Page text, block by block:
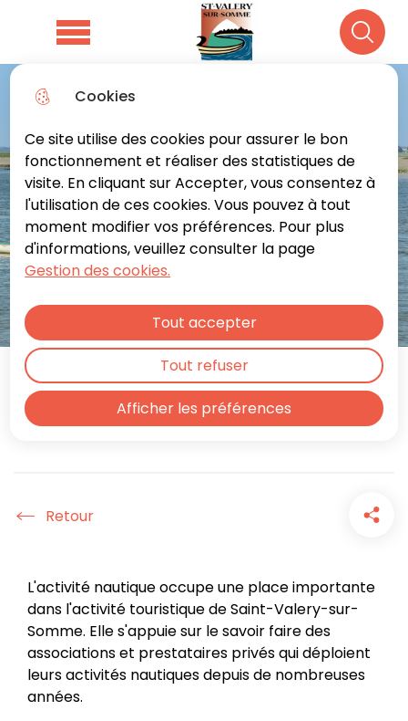
Cookies
Ce site utilise des cookies pour assurer le bon
fonctionnement et réaliser des statistiques de
visite. En cliquant sur Accepter, vous consentez à
l'utilisation de ces cookies. Vous pouvez à tout
moment modifier vos préférences. Pour plus
d'informations, veuillez consulter la page
Gestion des cookies.
Afficher les préférences
Tout accepter
Tout refuser
Aller
au
Aller au
contenu
principal
Consulter
le plan du
site
Menu principal
Acteurs nautiques du
territoire
Accueil
L'activité nautique occupe une place importante
dans l'activité touristique de Saint-Valery-sur-
Somme. Elle s'appuie sur le savoir faire des
associations et prestataires privés qui déploient
leurs activités nautiques depuis de nombreuses
années.